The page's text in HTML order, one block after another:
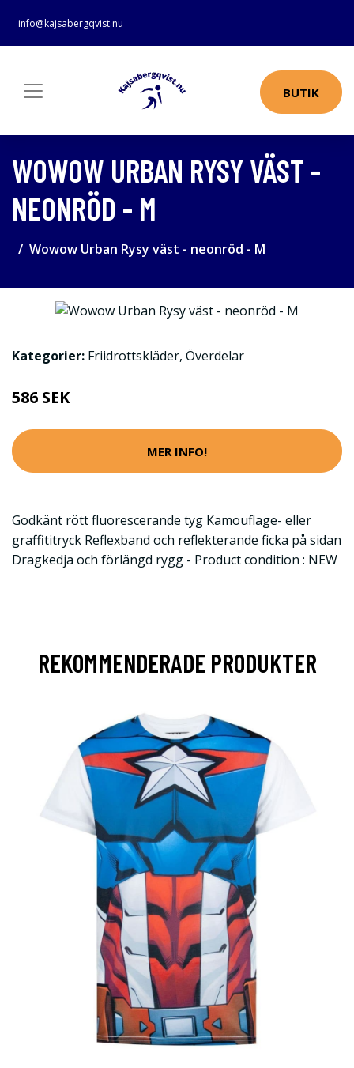
info@kajsabergqvist.nu
BUTIK
WOWOW URBAN RYSY VÄST -
NEONRÖD - M
Wowow Urban Rysy väst - neonröd - M
Kategorier: Friidrottskläder, Överdelar
586 SEK
MER INFO!
Godkänt rött fluorescerande tyg Kamouflage- eller
graffititryck Reflexband och reflekterande ficka på sidan
Dragkedja och förlängd rygg - Product condition : NEW
REKOMMENDERADE PRODUKTER